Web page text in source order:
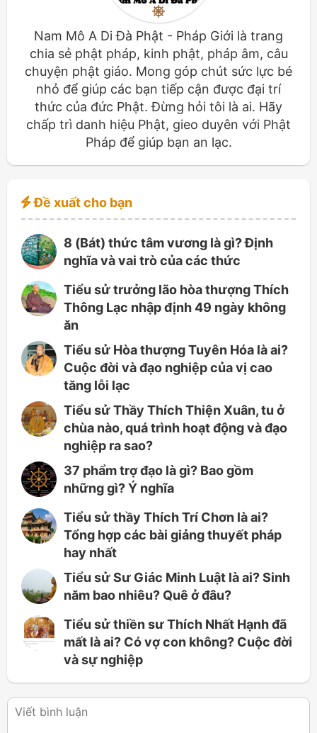
Nam Mô A Di Đà Phật - Pháp Giới là trang
chia sẻ phật pháp, kinh phật, pháp âm, câu
chuyện phật giáo. Mong góp chút sức lực bé
nhỏ để giúp các bạn tiếp cận được đại trí
thức của đức Phật. Đừng hỏi tôi là ai. Hãy
chấp trì danh hiệu Phật, gieo duyên với Phật
Pháp để giúp bạn an lạc.
Đề xuất cho bạn
8 (Bát) thức tâm vương là gì? Định
nghĩa và vai trò của các thức
Tiểu sử trưởng lão hòa thượng Thích
Thông Lạc nhập định 49 ngày không
ăn
Tiểu sử Hòa thượng Tuyên Hóa là ai?
Cuộc đời và đạo nghiệp của vị cao
tăng lỗi lạc
Tiểu sử Thầy Thích Thiện Xuân, tu ở
chùa nào, quá trình hoạt động và đạo
nghiệp ra sao?
37 phẩm trợ đạo là gì? Bao gồm
những gì? Ý nghĩa
Tiểu sử thầy Thích Trí Chơn là ai?
Tổng hợp các bài giảng thuyết pháp
hay nhất
Tiểu sử Sư Giác Minh Luật là ai? Sinh
năm bao nhiêu? Quê ở đâu?
Tiểu sử thiền sư Thích Nhất Hạnh đã
mất là ai? Có vợ con không? Cuộc đời
và sự nghiệp